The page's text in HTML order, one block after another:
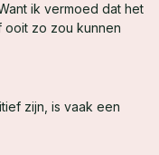
ik vermoed dat het
ooit zo zou kunnen
zijn, is vaak een